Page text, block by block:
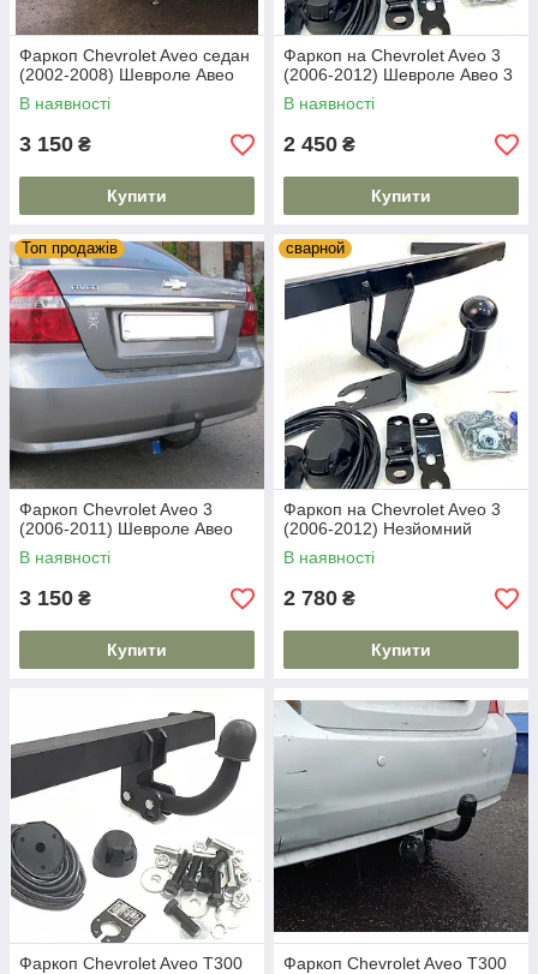
Фаркоп Chevrolet Aveo седан
(2002-2008) Шевроле Авео
В наявності
3 150 ₴
Купити
Фаркоп на Chevrolet Aveo 3
(2006-2012) Шевроле Авео 3
В наявності
2 450 ₴
Купити
Топ продажів
Фаркоп Chevrolet Aveo 3
(2006-2011) Шевроле Авео
В наявності
3 150 ₴
Купити
сварной
Фаркоп на Chevrolet Aveo 3
(2006-2012) Незйомний
В наявності
2 780 ₴
Купити
Фаркоп Chevrolet Aveo T300
Фаркоп Chevrolet Aveo T300